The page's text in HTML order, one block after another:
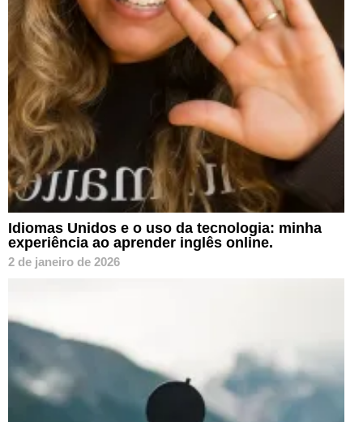
Idiomas Unidos e o uso da tecnologia: minha
experiência ao aprender inglês online.
2 de janeiro de 2026